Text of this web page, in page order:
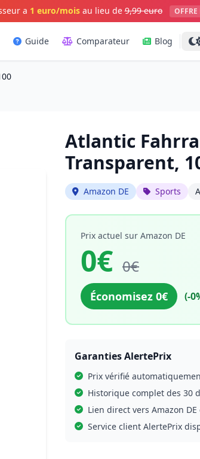
a 1 euro/mois au lieu de9,99 euro
Guide Comparateur Blog
Atlantic
Transparent,
Amazon DE Sports
Prix actuel sur Amazon DE
0€ 0€
Économisez 0€ (-
Garanties AlertePrix
Prix vérifié
Historique complet des 30
Lien direct vers Amazon DE
Service client AlertePrix